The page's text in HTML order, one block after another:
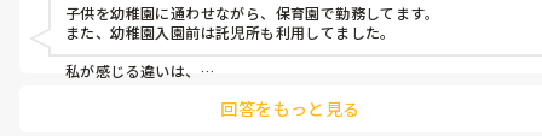
子供を幼稚園に通わせながら、保育園で勤務してます。
また、幼稚園入園前は託児所も利用してました。
私が感じる違いは、
保育園→生活の場。マナーや友達との関係を作って行く場所。
回答をもっと見る